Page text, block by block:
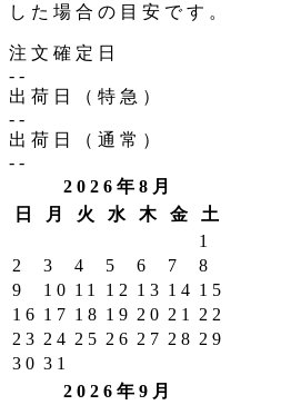
した場合の目安です。
注文確定日
--
出荷日（特急）
--
出荷日（通常）
--
2026年8月
日
月 火 水 木 金
土
1
2
3 4 5 6 7
8
9
10 11 12 13 14 15
16 17 18 19 20 21 22
23 24 25 26 27 28 29
30 31
2026年9月